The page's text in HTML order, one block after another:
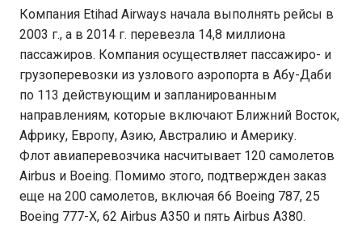
Компания Etihad Airways начала выполнять рейсы в
2003 г., а в 2014 г. перевезла 14,8 миллиона
пассажиров. Компания осуществляет пассажиро- и
грузоперевозки из узлового аэропорта в Абу-Даби
по 113 действующим и запланированным
направлениям, которые включают Ближний Восток,
Африку, Европу, Азию, Австралию и Америку.
Флот авиаперевозчика насчитывает 120 самолетов
Airbus и Boeing. Помимо этого, подтвержден заказ
еще на 200 самолетов, включая 66 Boeing 787, 25
Boeing 777-X, 62 Airbus A350 и пять Airbus A380.